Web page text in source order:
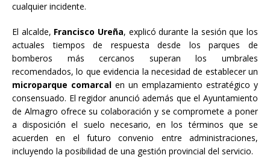
cualquier incidente.
El alcalde, Francisco Ureña, explicó durante la sesión que los
actuales tiempos de respuesta desde los parques de
bomberos más cercanos superan los umbrales
recomendados, lo que evidencia la necesidad de establecer un
microparque comarcal en un emplazamiento estratégico y
consensuado. El regidor anunció además que el Ayuntamiento
de Almagro ofrece su colaboración y se compromete a poner
a disposición el suelo necesario, en los términos que se
acuerden en el futuro convenio entre administraciones,
incluyendo la posibilidad de una gestión provincial del servicio.